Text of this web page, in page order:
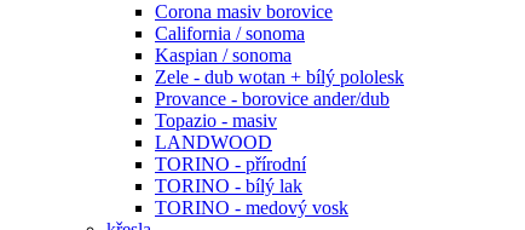
Corona masiv borovice
California / sonoma
Kaspian / sonoma
Zele - dub wotan + bílý pololesk
Provance - borovice ander/dub
Topazio - masiv
LANDWOOD
TORINO - přírodní
TORINO - bílý lak
TORINO - medový vosk